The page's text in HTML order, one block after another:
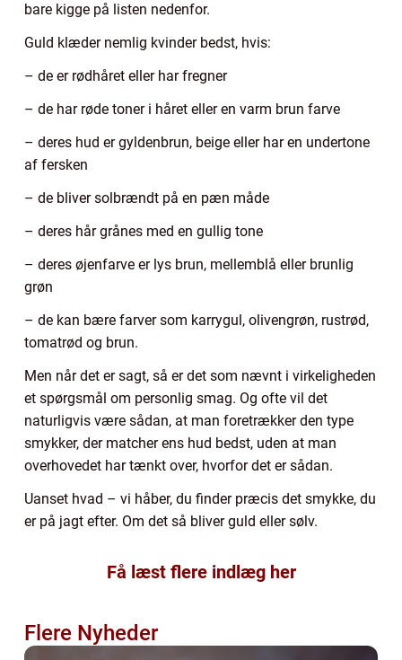
bare kigge på listen nedenfor.
Guld klæder nemlig kvinder bedst, hvis:
– de er rødhåret eller har fregner
– de har røde toner i håret eller en varm brun farve
– deres hud er gyldenbrun, beige eller har en undertone
af fersken
– de bliver solbrændt på en pæn måde
– deres hår grånes med en gullig tone
– deres øjenfarve er lys brun, mellemblå eller brunlig
grøn
– de kan bære farver som karrygul, olivengrøn, rustrød,
tomatrød og brun.
Men når det er sagt, så er det som nævnt i virkeligheden
et spørgsmål om personlig smag. Og ofte vil det
naturligvis være sådan, at man foretrækker den type
smykker, der matcher ens hud bedst, uden at man
overhovedet har tænkt over, hvorfor det er sådan.
Uanset hvad – vi håber, du finder præcis det smykke, du
er på jagt efter. Om det så bliver guld eller sølv.
Få læst flere indlæg her
Flere Nyheder